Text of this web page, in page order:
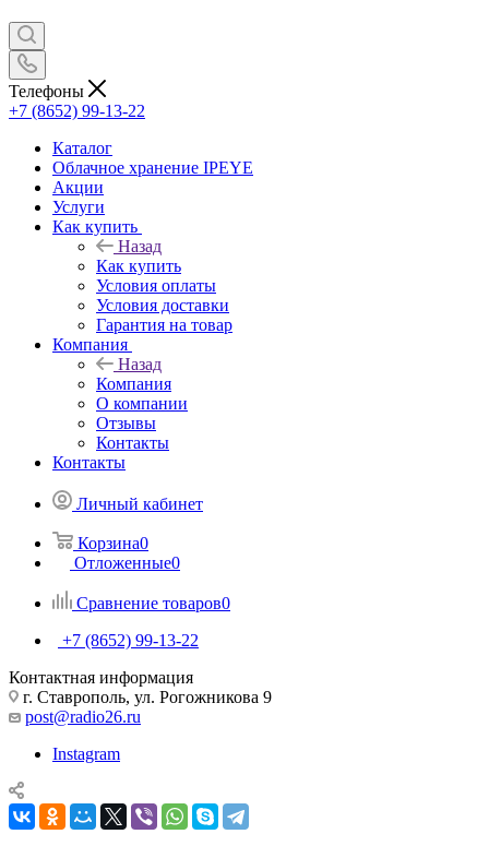
Телефоны
+7 (8652) 99-13-22
Каталог
Облачное хранение IPEYE
Акции
Услуги
Как купить
Назад
Как купить
Условия оплаты
Условия доставки
Гарантия на товар
Компания
Назад
Компания
О компании
Отзывы
Контакты
Контакты
Личный кабинет
Корзина0
Отложенные0
Сравнение товаров0
+7 (8652) 99-13-22
Контактная информация
г. Ставрополь, ул. Рогожникова 9
post@radio26.ru
Instagram